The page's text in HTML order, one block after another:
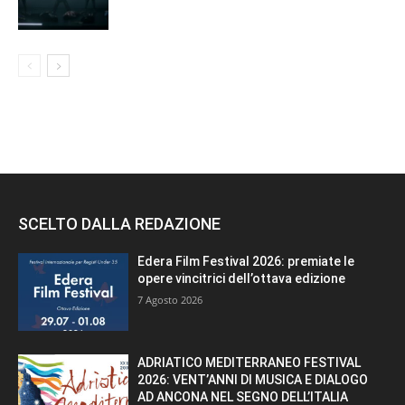
SCELTO DALLA REDAZIONE
Edera Film Festival 2026: premiate le
opere vincitrici dell’ottava edizione
7 Agosto 2026
ADRIATICO MEDITERRANEO FESTIVAL
2026: VENT’ANNI DI MUSICA E DIALOGO
AD ANCONA NEL SEGNO DELL’ITALIA